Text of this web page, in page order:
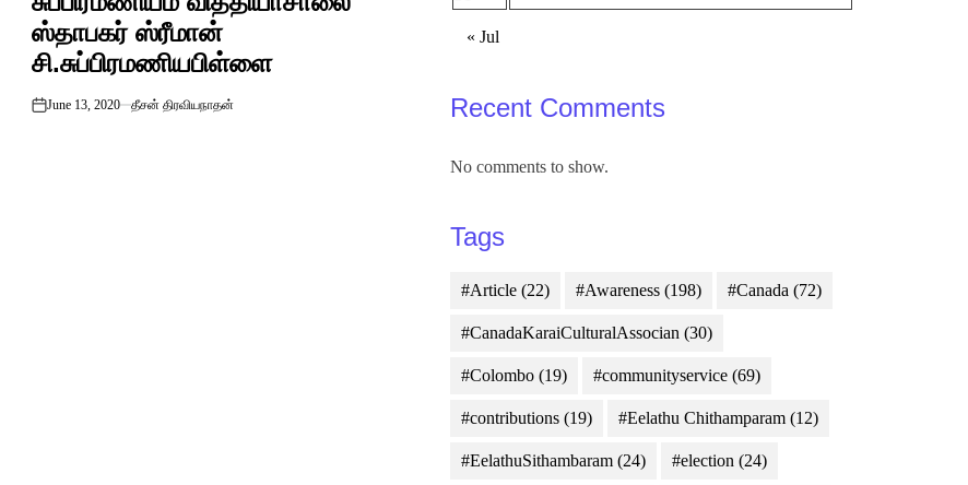
ஸ்தாபகர் ஸ்ரீமான்
சி.சுப்பிரமணியபிள்ளை
on
June 13, 2020 தீசன் திரவியநாதன்
« Jul
Recent Comments
No comments to show.
Tags
#Article(22) #Awareness(198) #Canada (72)
#CanadaKaraiCulturalAssocian (30)
#Colombo(19) #communityservice(69)
#contributions(19) #Eelathu Chithamparam(12)
#EelathuSithambaram(24) #election (24)